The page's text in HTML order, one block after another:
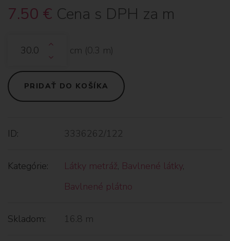
7.50 € Cena s DPH za m
cm (0.3 m)
PRIDAŤ DO KOŠÍKA
ID: 3336262/122
Kategórie: Látky metráž, Bavlnené látky,
Bavlnené plátno
Skladom: 16.8 m